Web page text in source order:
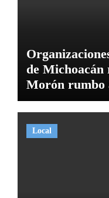
de Michoacán
Morón rumbo
Local